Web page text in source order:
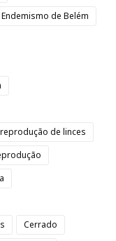
de Belém
de linces
Cerrado